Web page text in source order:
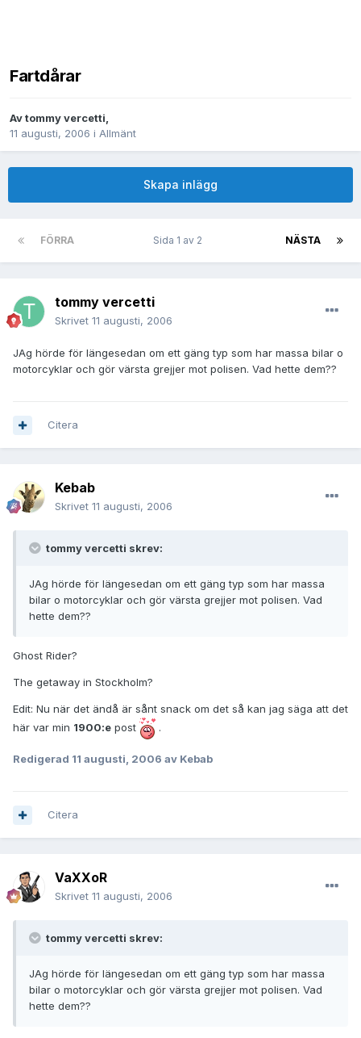
Fartdårar
Avtommy vercetti,
11 augusti, 2006 i Allmänt
Skapa inlägg
FÖRRA NÄSTA
Sida 1 av 2
tommy vercetti
Skrivet 11 augusti, 2006
JAg hörde för längesedan om ett gäng typ som har massa bilar o
motorcyklar och gör värsta grejjer mot polisen. Vad hette dem??
Citera
Kebab
Skrivet 11 augusti, 2006
tommy vercetti skrev:
JAg hörde för längesedan om ett gäng typ som har massa
bilar o motorcyklar och gör värsta grejjer mot polisen. Vad
hette dem??
Ghost Rider?
The getaway in Stockholm?
Edit: Nu när det ändå är sånt snack om det så kan jag säga att det
här var min 1900:e post .
Redigerad 11 augusti, 2006 av Kebab
Citera
VaXXoR
Skrivet 11 augusti, 2006
tommy vercetti skrev:
JAg hörde för längesedan om ett gäng typ som har massa
bilar o motorcyklar och gör värsta grejjer mot polisen. Vad
hette dem??